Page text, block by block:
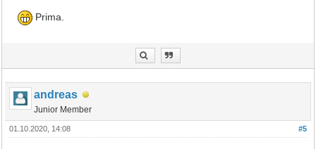
Prima.
andreas
Junior Member
#5
01.10.2020, 14:08